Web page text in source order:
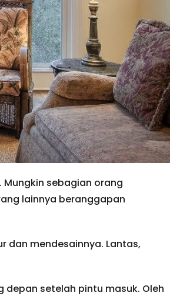
sebagian orang
lainnya beranggapan
dan mendesainnya. Lantas,
setelah pintu masuk. Oleh